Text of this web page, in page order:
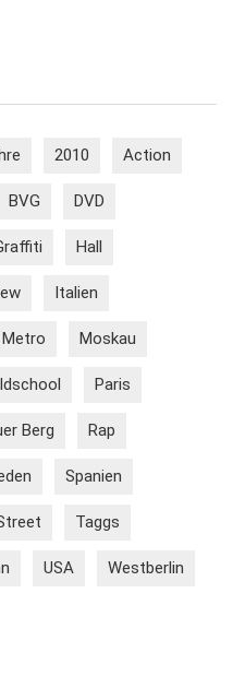
2010 Action
BVG DVD
Hall
Italien
Metro Moskau
Paris
Berg Rap
Spanien
Taggs
USA Westberlin